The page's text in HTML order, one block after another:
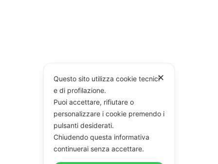
✕
Questo sito utilizza cookie tecnici
e di profilazione.
Puoi accettare, rifiutare o
personalizzare i cookie premendo i
pulsanti desiderati.
Chiudendo questa informativa
continuerai senza accettare.